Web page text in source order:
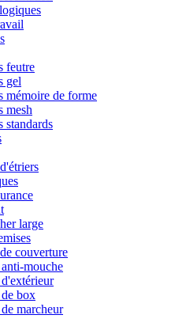
feutre
gel
mémoire de forme
mesh
standards
large
couverture
mouche
box
marcheur